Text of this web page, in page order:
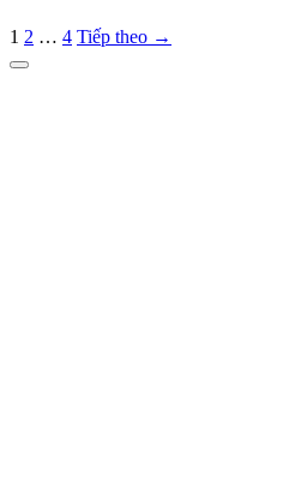
1 2 … 4 Tiếp theo →